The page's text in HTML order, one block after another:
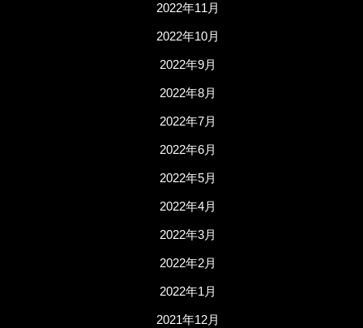
2022年11月
2022年10月
2022年9月
2022年8月
2022年7月
2022年6月
2022年5月
2022年4月
2022年3月
2022年2月
2022年1月
2021年12月